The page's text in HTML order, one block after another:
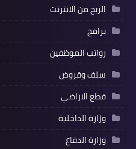
الربح من الانترنت
برامج
رواتب الموظفين
سلف وقروض
قطع الاراضي
وزارة الداخلية
وزارة الدفاع